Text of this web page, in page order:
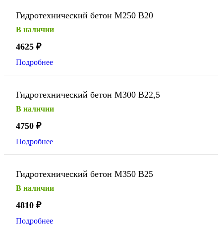
Гидротехнический бетон М250 В20
В наличии
4625 ₽
Подробнее
Гидротехнический бетон М300 В22,5
В наличии
4750 ₽
Подробнее
Гидротехнический бетон М350 В25
В наличии
4810 ₽
Подробнее